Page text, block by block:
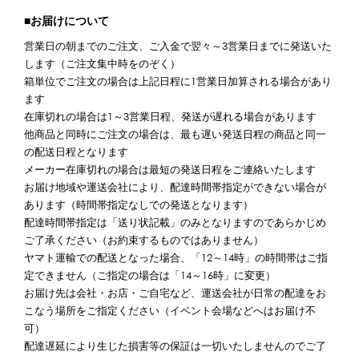
■お届けについて
営業日の朝までのご注文、ご入金で翌々～3営業日までに発送いた
します（ご注文集中時をのぞく）
箱単位でご注文の場合は上記日程に1営業日加算される場合があり
ます
在庫切れの場合は1～3営業日程、発送が遅れる場合があります
他商品と同時にご注文の場合は、最も遅い発送日程の商品と同一
の配送日程となります
メーカー在庫切れの場合は最短の発送日程をご連絡いたします
お届け地域や運送会社により、配達時間帯指定ができない場合が
あります（時間帯指定なしでの発送となります）
配達時間帯指定は「送り状記載」のみとなりますのであらかじめ
ご了承ください（お約束するものではありません）
ヤマト運輸での配送となった場合、「12～14時」の時間帯はご指
定できません（ご指定の場合は「14～16時」に変更）
お届け先は会社・お店・ご自宅など、運送会社が日常の配達をお
こなう場所をご指定ください（イベント会場などへはお届け不
可）
配達遅延により生じた損害等の保証は一切いたしませんのでご了